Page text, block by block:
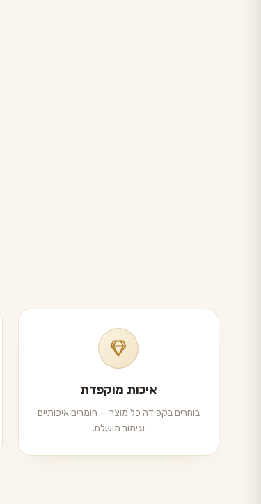
איכות מוקפדת
בוחרים בקפידה כל מוצר — חומרים איכותיים
וגימור מושלם.